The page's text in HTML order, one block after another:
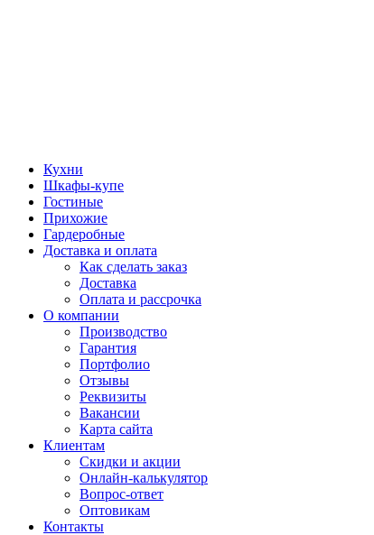
Кухни
Шкафы-купе
Гостиные
Прихожие
Гардеробные
Доставка и оплата
Как сделать заказ
Доставка
Оплата и рассрочка
О компании
Производство
Гарантия
Портфолио
Отзывы
Реквизиты
Вакансии
Карта сайта
Клиентам
Скидки и акции
Онлайн-калькулятор
Вопрос-ответ
Оптовикам
Контакты